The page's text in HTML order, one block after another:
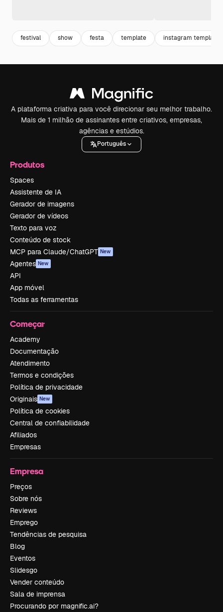
festival show festa template instagram template
A plataforma criativa para você direcionar seu melhor trabalho.
Mais de 1 milhão de assinantes entre criativos, empresas,
agências e estúdios.
Português
Produtos
Spaces
Assistente de IA
Gerador de imagens
Gerador de vídeos
Texto para voz
Conteúdo de stock
MCP para Claude/ChatGPT New
Agentes New
API
App móvel
Todas as ferramentas
Começar
Academy
Documentação
Atendimento
Termos e condições
Política de privacidade
Originais New
Política de cookies
Central de confiabilidade
Afiliados
Empresas
Empresa
Preços
Sobre nós
Reviews
Emprego
Tendências de pesquisa
Blog
Eventos
Slidesgo
Vender conteúdo
Sala de imprensa
Procurando por magnific.ai?